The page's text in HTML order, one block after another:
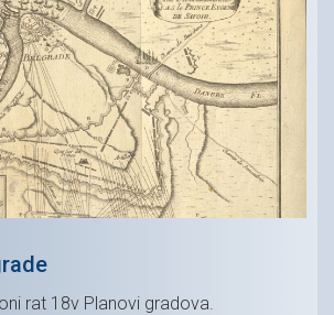
rat 18v Planovi gradova.